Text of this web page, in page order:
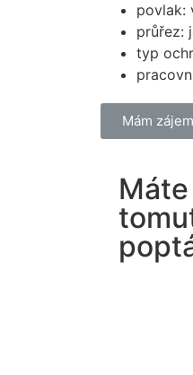
povlak:
průřez:
typ
Mám zájem